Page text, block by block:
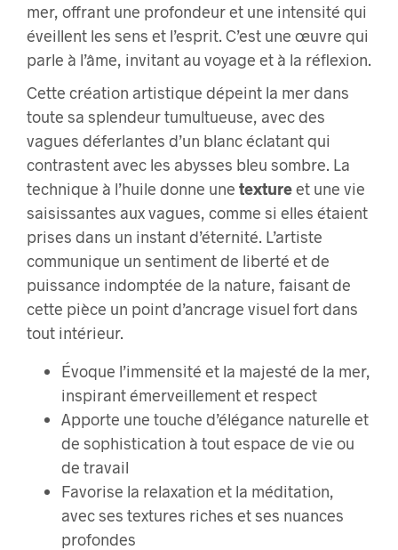
mer, offrant une profondeur et une intensité qui
éveillent les sens et l’esprit. C’est une œuvre qui
parle à l’âme, invitant au voyage et à la réflexion.
Cette création artistique dépeint la mer dans
toute sa splendeur tumultueuse, avec des
vagues déferlantes d’un blanc éclatant qui
contrastent avec les abysses bleu sombre. La
technique à l’huile donne une textureet une vie
saisissantes aux vagues, comme si elles étaient
prises dans un instant d’éternité. L’artiste
communique un sentiment de liberté et de
puissance indomptée de la nature, faisant de
cette pièce un point d’ancrage visuel fort dans
tout intérieur.
Évoque l’immensité et la majesté de la mer,
inspirant émerveillement et respect
Apporte une touche d’élégance naturelle et
de sophistication à tout espace de vie ou
de travail
Favorise la relaxation et la méditation,
avec ses textures riches et ses nuances
profondes